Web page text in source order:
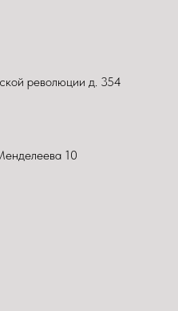
революции д. 354
10